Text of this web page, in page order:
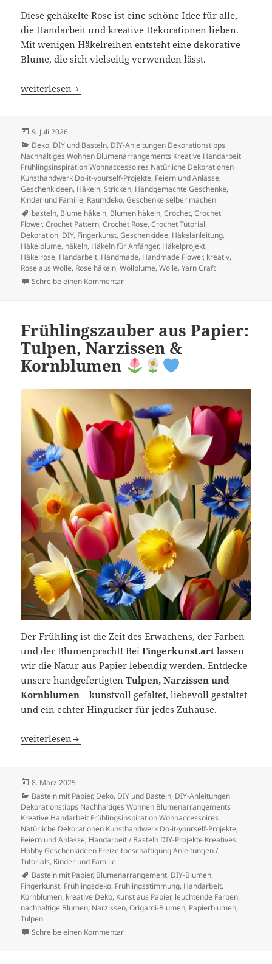
Diese gehäkelte Rose ist eine schöne Idee für alle,
die Handarbeit und kreative Dekorationen lieben.
Mit wenigen Häkelreihen entsteht eine dekorative
Blume, die sich vielseitig verwenden lässt.
Gehäkelte Rose
weiterlesen
Veröffentlicht
am
9. Juli 2026
Kategorien
Deko, DIY und Basteln, DIY-Anleitungen Dekorationstipps
Nachhaltiges Wohnen Blumenarrangements Kreative Handarbeit
Frühlingsinspiration Wohnaccessoires Natürliche Dekorationen
Kunsthandwerk Do-it-yourself-Projekte, Feiern und Anlässe,
Geschenkideen, Häkeln, Stricken, Handgemachte Geschenke,
Kinder und Familie, Raumdeko, Geschenke selber machen
Schlagwörter
basteln, Blume häkeln, Blumen häkeln,Crochet,Crochet
Flower,Crochet Pattern,Crochet Rose,Crochet Tutorial,
Dekoration, DIY, Fingerkunst,Geschenkidee, Häkelanleitung,
Häkelblume, häkeln, Häkeln für Anfänger, Häkelprojekt,
Häkelrose, Handarbeit, Handmade, Handmade Flower, kreativ,
Rose aus Wolle, Rose häkeln,Wollblume,Wolle,Yarn Craft
Schreibe einen Kommentarzu Gehäkelte Rose
Frühlingszauber aus Papier:
Tulpen, Narzissen &
Kornblumen
Der Frühling ist die Zeit des Erwachens, der Farben
und der Blumenpracht! BeiFingerkunst.art lassen
wir die Natur aus Papier lebendig werden. Entdecke
unsere handgefertigtenTulpen, Narzissen und
Kornblumen – kunstvoll gefaltet, liebevoll gestaltet
und ein echter Hingucker für jedes Zuhause.
Frühlingszauber aus Papier: Tulpen, Narzissen &
weiterlesen
Veröffentlicht
am
8. März 2025
Kategorien
Basteln mit Papier, Deko, DIY und Basteln, DIY-Anleitungen
Dekorationstipps Nachhaltiges Wohnen Blumenarrangements
Kreative Handarbeit Frühlingsinspiration Wohnaccessoires
Natürliche Dekorationen Kunsthandwerk Do-it-yourself-Projekte,
Feiern und Anlässe, Handarbeit / Basteln DIY-Projekte Kreatives
Hobby Geschenkideen Freizeitbeschäftigung Anleitungen /
Tutorials, Kinder und Familie
Schlagwörter
Basteln mit Papier, Blumenarrangement, DIY-Blumen,
Fingerkunst, Frühlingsdeko, Frühlingsstimmung, Handarbeit,
Kornblumen, kreative Deko, Kunst aus Papier, leuchtende Farben,
nachhaltige Blumen, Narzissen,Origami-Blumen, Papierblumen,
Tulpen
Schreibe einen Kommentarzu Frühlingszauber aus Papier: Tulpen,